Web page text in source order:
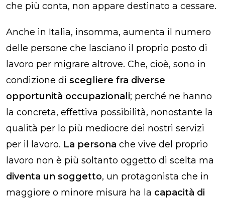
che più conta, non appare destinato a cessare.
Anche in Italia, insomma, aumenta il numero
delle persone che lasciano il proprio posto di
lavoro per migrare altrove. Che, cioè, sono in
condizione di scegliere fra diverse
opportunità occupazionali; perché ne hanno
la concreta, effettiva possibilità, nonostante la
qualità per lo più mediocre dei nostri servizi
per il lavoro. La persona che vive del proprio
lavoro non è più soltanto oggetto di scelta ma
diventa un soggetto, un protagonista che in
maggiore o minore misura ha la capacità di